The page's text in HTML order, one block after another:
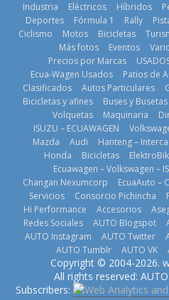
BMW, Toyota,
Bosch y
prueban flota
que usa
gasolina 100%
renovable
25 de julio de
2026
La Vuelta
Ecuador
edición
recorre 7
días
1 de
2026
La
recibe 12
Sinotruk
Industria Eléctricos Híbridos
Deportes
Fórmula 1 Rally
Ciclismo
Motos Bicicletas
Más fotos
Eventos
Precios por Marcas
Ecua-Wagen Usados
Patios de
Clasificados
Autos Particulares
Bicicletas y afines
Buses y Busetas
Volquetas
Maquinaria
ISUZU – ECUAWAGEN
Mazda
Audi Hanteng –
Honda
Bicicletas
Ecuawagen – Volkswagen –
Changan Nexumcorp
EcuaAuto –
Servicios
Consorcio Pichincha
Hi Performance
Accesorios
Redes Sociales
AUTO Blogspot
AUTO Instagram
AUTO Twitter
AUTO Tumblr
AUTO VK
Copyright © 2004-2026.
All rights reserved:
Subscribers: